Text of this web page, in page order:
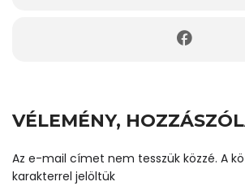
VÉLEMÉNY,
Az e-mail címet nem tesszük közzé. A
karakterrel jelöltük